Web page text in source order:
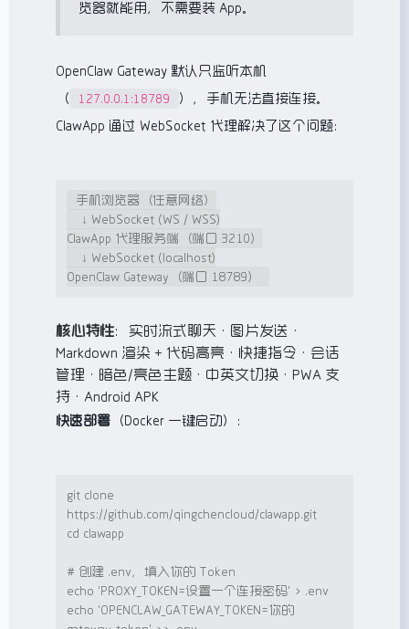
览器就能用，不需要装 App。
OpenClaw Gateway 默认只监听本机
（
127.0.0.1:18789
），手机无法直接连接。
ClawApp 通过 WebSocket 代理解决了这个问题：
手机浏览器（任意网络）
ClawApp 代理服务端（端口 3210）
核心特性：实时流式聊天 · 图片发送 ·
Markdown 渲染 + 代码高亮 · 快捷指令 · 会话
管理 · 暗色/亮色主题 · 中英文切换 · PWA 支
持 · Android APK
快速部署 （Docker 一键启动）：
git clone
cd clawapp
# 创建 .env，填入你的 Token
echo ' PROXY_TOKEN=设置一个连接密码' >
echo 'OPENCLAW_GATEWAY_TOKEN=你的